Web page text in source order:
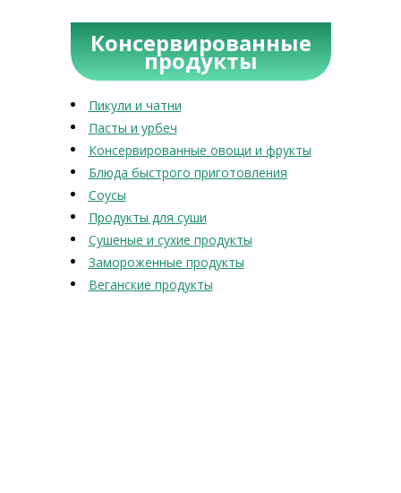
Консервированные
продукты
Пикули и чатни
Пасты и урбеч
Консервированные овощи и фрукты
Блюда быстрого приготовления
Соусы
Продукты для суши
Сушеные и сухие продукты
Замороженные продукты
Веганские продукты